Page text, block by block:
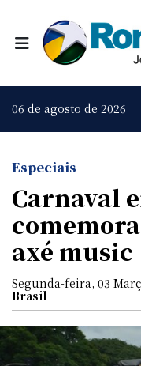
06 de agosto de 2026
Especiais
Carnaval
axé music
Segunda-feira, 03
Brasil